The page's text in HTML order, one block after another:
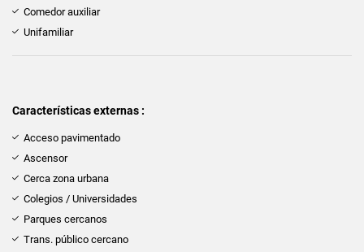
Comedor auxiliar
Unifamiliar
Características externas :
Acceso pavimentado
Ascensor
Cerca zona urbana
Colegios / Universidades
Parques cercanos
Trans. público cercano